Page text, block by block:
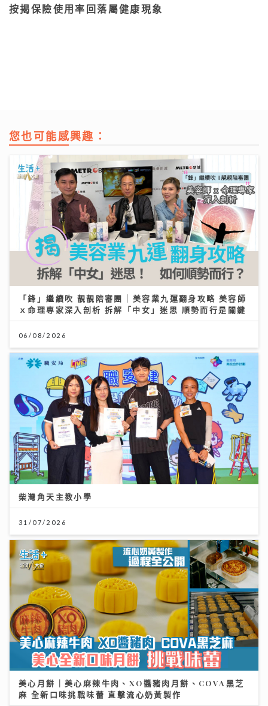
按揭保險使用率回落屬健康現象
您也可能感興趣：
「鋒」繼續吹 靚靚陪審團 | 美容業九運翻身攻略 美容師
ｘ命理專家深入剖析 拆解「中女」迷思 順勢而行是關鍵
06/08/2026
柴灣角天主教小學
31/07/2026
美心月餅｜美心麻辣牛肉、XO醬豬肉月餅、COVA黑芝
麻 全新口味挑戰味蕾 直擊流心奶黃製作